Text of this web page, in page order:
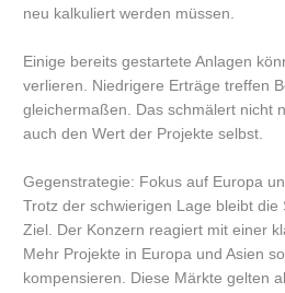
neu kalkuliert werden müssen.
Einige bereits gestartete Anlagen
verlieren. Niedrigere Erträge treffen
gleichermaßen. Das schmälert nicht
auch den Wert der Projekte selbst.
Gegenstrategie: Fokus auf Europa
Trotz der schwierigen Lage bleibt die
Ziel. Der Konzern reagiert mit einer
Mehr Projekte in Europa und Asien
kompensieren. Diese Märkte gelten